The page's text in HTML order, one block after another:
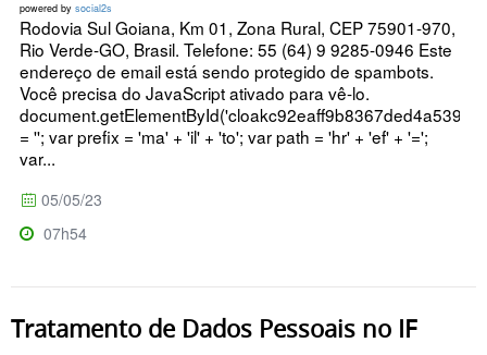
powered by social2s
Rodovia Sul Goiana, Km 01, Zona Rural, CEP 75901-970,
Rio Verde-GO, Brasil. Telefone: 55 (64) 9 9285-0946 Este
endereço de email está sendo protegido de spambots.
Você precisa do JavaScript ativado para vê-lo.
= ''; var prefix = 'ma' + 'il' + 'to'; var path = 'hr' + 'ef' + '=';
var...
05/05/23
07h54
Tratamento de Dados Pessoais no IF